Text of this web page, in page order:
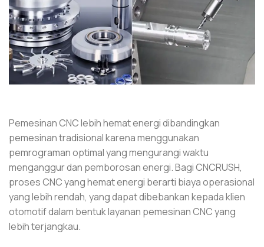
Pemesinan CNC lebih hemat energi dibandingkan
pemesinan tradisional karena menggunakan
pemrograman optimal yang mengurangi waktu
menganggur dan pemborosan energi. Bagi CNCRUSH,
proses CNC yang hemat energi berarti biaya operasional
yang lebih rendah, yang dapat dibebankan kepada klien
otomotif dalam bentuk layanan pemesinan CNC yang
lebih terjangkau.